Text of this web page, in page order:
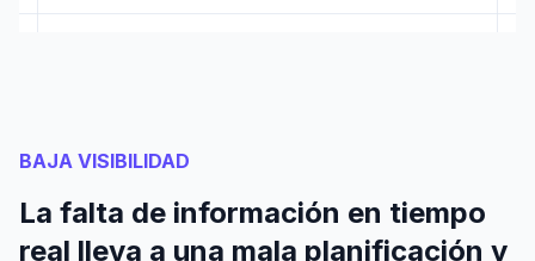
BAJA VISIBILIDAD
La falta de información en tiempo
real lleva a una mala planificación y